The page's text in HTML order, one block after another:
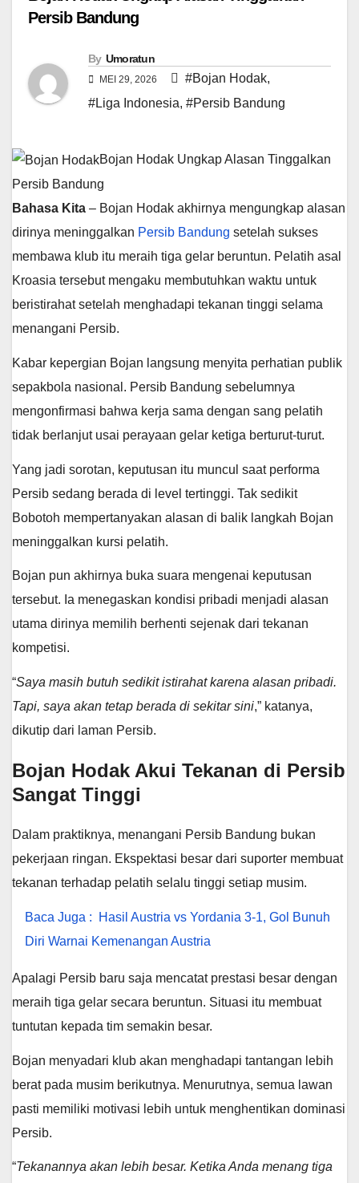
Persib Bandung
By Umoratun
MEI 29, 2026 #Bojan Hodak,
#Liga Indonesia, #Persib Bandung
Bojan Hodak Ungkap Alasan Tinggalkan
Persib Bandung
Bahasa Kita – Bojan Hodak akhirnya mengungkap alasan
dirinya meninggalkan Persib Bandung setelah sukses
membawa klub itu meraih tiga gelar beruntun. Pelatih asal
Kroasia tersebut mengaku membutuhkan waktu untuk
beristirahat setelah menghadapi tekanan tinggi selama
menangani Persib.
Kabar kepergian Bojan langsung menyita perhatian publik
sepakbola nasional. Persib Bandung sebelumnya
mengonfirmasi bahwa kerja sama dengan sang pelatih
tidak berlanjut usai perayaan gelar ketiga berturut-turut.
Yang jadi sorotan, keputusan itu muncul saat performa
Persib sedang berada di level tertinggi. Tak sedikit
Bobotoh mempertanyakan alasan di balik langkah Bojan
meninggalkan kursi pelatih.
Bojan pun akhirnya buka suara mengenai keputusan
tersebut. Ia menegaskan kondisi pribadi menjadi alasan
utama dirinya memilih berhenti sejenak dari tekanan
kompetisi.
“Saya masih butuh sedikit istirahat karena alasan pribadi.
Tapi, saya akan tetap berada di sekitar sini,” katanya,
dikutip dari laman Persib.
Bojan Hodak Akui Tekanan di Persib
Sangat Tinggi
Dalam praktiknya, menangani Persib Bandung bukan
pekerjaan ringan. Ekspektasi besar dari suporter membuat
tekanan terhadap pelatih selalu tinggi setiap musim.
Baca Juga :
Hasil Austria vs Yordania 3-1, Gol Bunuh
Diri Warnai Kemenangan Austria
Apalagi Persib baru saja mencatat prestasi besar dengan
meraih tiga gelar secara beruntun. Situasi itu membuat
tuntutan kepada tim semakin besar.
Bojan menyadari klub akan menghadapi tantangan lebih
berat pada musim berikutnya. Menurutnya, semua lawan
pasti memiliki motivasi lebih untuk menghentikan dominasi
Persib.
“Tekanannya akan lebih besar. Ketika Anda menang tiga